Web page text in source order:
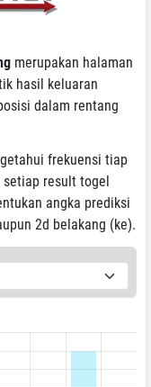
merupakan halaman
hasil keluaran
dalam rentang
frekuensi tiap
setiap result togel
angka prediksi
2d belakang (ke).